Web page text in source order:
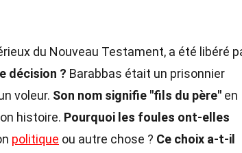
du Nouveau Testament, a été libéré
décision ? Barabbas était un prisonnier
voleur. Son nom signifie "fils du père" en
histoire. Pourquoi les foules ont-elles
politique ou autre chose ? Ce choix a-t-il